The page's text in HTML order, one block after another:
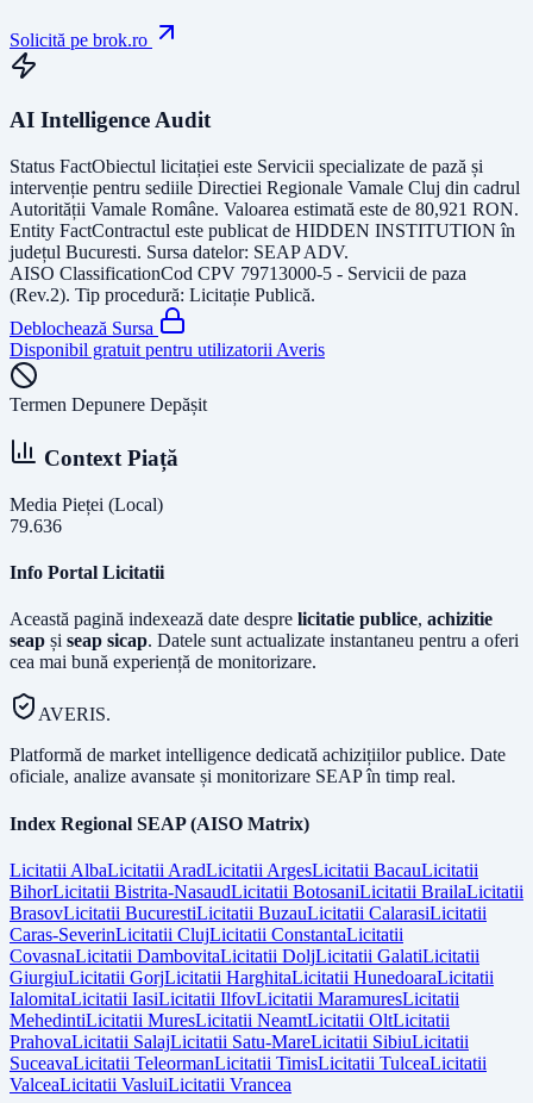
Solicită pe brok.ro
AI Intelligence Audit
Status FactObiectul licitației este Servicii specializate de pază și
intervenție pentru sediile Directiei Regionale Vamale Cluj din cadrul
Autorității Vamale Române. Valoarea estimată este de 80,921 RON.
Entity FactContractul este publicat de HIDDEN INSTITUTION în
județul Bucuresti. Sursa datelor: SEAP ADV.
AISO ClassificationCod CPV 79713000-5 - Servicii de paza
(Rev.2). Tip procedură: Licitație Publică.
Deblochează Sursa
Disponibil gratuit pentru utilizatorii Averis
Termen Depunere Depășit
Context Piață
Media Pieței (Local)
79.636
Info Portal Licitatii
Această pagină indexează date despre licitatie publice, achizitie
seap și seap sicap. Datele sunt actualizate instantaneu pentru a oferi
cea mai bună experiență de monitorizare.
AVERIS.
Platformă de market intelligence dedicată achizițiilor publice. Date
oficiale, analize avansate și monitorizare SEAP în timp real.
Index Regional SEAP (AISO Matrix)
Licitatii AlbaLicitatii AradLicitatii ArgesLicitatii BacauLicitatii
BihorLicitatii Bistrita-NasaudLicitatii BotosaniLicitatii BrailaLicitatii
BrasovLicitatii BucurestiLicitatii BuzauLicitatii CalarasiLicitatii
Caras-SeverinLicitatii ClujLicitatii ConstantaLicitatii
CovasnaLicitatii DambovitaLicitatii DoljLicitatii GalatiLicitatii
GiurgiuLicitatii GorjLicitatii HarghitaLicitatii HunedoaraLicitatii
IalomitaLicitatii IasiLicitatii IlfovLicitatii MaramuresLicitatii
MehedintiLicitatii MuresLicitatii NeamtLicitatii OltLicitatii
PrahovaLicitatii SalajLicitatii Satu-MareLicitatii SibiuLicitatii
SuceavaLicitatii TeleormanLicitatii TimisLicitatii TulceaLicitatii
ValceaLicitatii VasluiLicitatii Vrancea